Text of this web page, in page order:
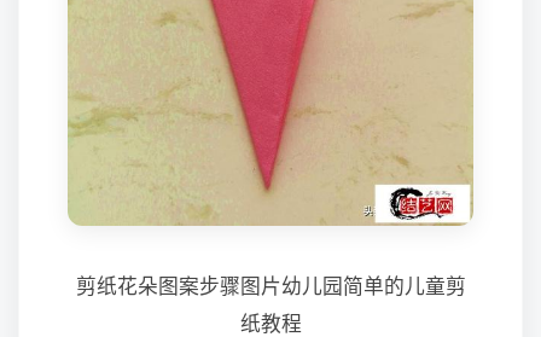
剪纸花朵图案步骤图片幼儿园简单的儿童剪
纸教程